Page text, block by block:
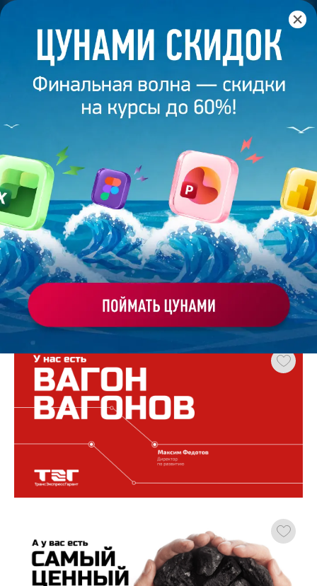
Главная /Банк слайдов / Презентация 121 – Разработана
студией Bonnie&Slide для ТрансЭкспрессГарант
ПРЕЗЕНТАЦИЯ 121 -
РАЗРАБОТАНА СТУДИЕЙ
BONNIE&SLIDE ДЛЯ
ТРАНСЭКСПРЕССГАРАНТ
Моё избранное
эксперта
ХОЧУ ЗАКАЗАТЬ ТАКУЮ ПРЕЗЕНТАЦИЮ